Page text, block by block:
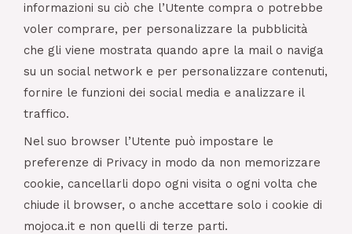
informazioni su ciò che l’Utente compra o potrebbe
voler comprare, per personalizzare la pubblicità
che gli viene mostrata quando apre la mail o naviga
su un social network e per personalizzare contenuti,
fornire le funzioni dei social media e analizzare il
traffico.
Nel suo browser l’Utente può impostare le
preferenze di Privacy in modo da non memorizzare
cookie, cancellarli dopo ogni visita o ogni volta che
chiude il browser, o anche accettare solo i cookie di
mojoca.it e non quelli di terze parti.